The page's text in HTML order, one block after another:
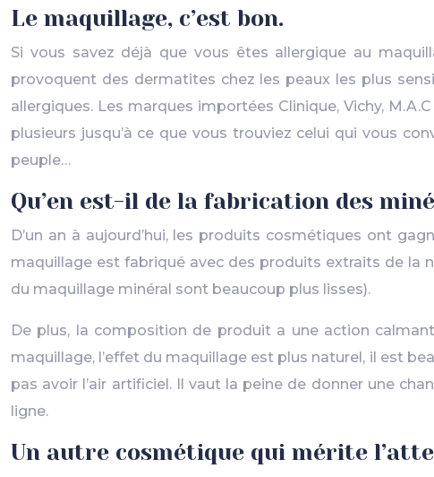
Le maquillage, c’est bon.
Si vous savez déjà que vous êtes allergique au
provoquent des dermatites chez les peaux les plus
allergiques. Les marques importées Clinique, Vichy,
plusieurs jusqu’à ce que vous trouviez celui qui vous
peuple…
Qu’en est-il de la fabrication des
D’un an à aujourd’hui, les produits cosmétiques ont
maquillage est fabriqué avec des produits extraits de la
du maquillage minéral sont beaucoup plus lisses).
De plus, la composition de produit a une action
maquillage, l’effet du maquillage est plus naturel, il est
pas avoir l’air artificiel. Il vaut la peine de donner une
ligne.
Un autre cosmétique qui mérite